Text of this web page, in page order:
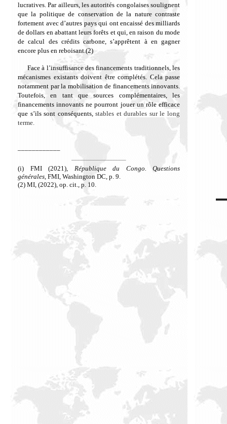
lucratives.Par ailleurs, les autorités congolaisessoulignent
que la politique de conservation de la naturecontraste
fortement avec d’autres pays qui ont encaissé des milliards
de dollars en abattant leurs forêts et qui, en raison du mode
de calcul des crédits carbone, s’apprêtent à en gagner
encore plus en reboisant.(2)
Face à l’insuffisance des financements traditionnels, les
mécanismes existants doivent être complétés. Cela passe
notamment par la mobilisation de financements innovants.
Toutefois, en tant que sources complémentaires, les
financements innovants ne pourront jouer un rôle efficace
que s’ils sont conséquents, stables et durables sur le long
terme.
(i) FMI (2021), République du Congo. Questions
générales , FMI, Washington DC, p. 9.
(2) MI, (2022), op. cit., p. 10.